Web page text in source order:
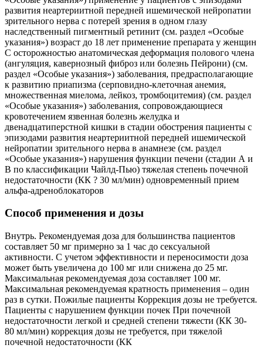
развития неартериитной передней ишемической нейропатии
зрительного нерва с потерей зрения в одном глазу
наследственный пигментный ретинит (см. раздел «Особые
указания») возраст до 18 лет применение препарата у женщин
С осторожностью анатомическая деформация полового члена
(ангуляция, кавернозный фиброз или болезнь Пейрони) (см.
раздел «Особые указания») заболевания, предрасполагающие
к развитию приапизма (серповидно-клеточная анемия,
множественная миелома, лейкоз, тромбоцитемия) (см. раздел
«Особые указания») заболевания, сопровождающиеся
кровотечением язвенная болезнь желудка и
двенадцатиперстной кишки в стадии обострения пациенты с
эпизодами развития неартериитной передней ишемической
нейропатии зрительного нерва в анамнезе (см. раздел
«Особые указания») нарушения функции печени (стадии А и
B по классификации Чайлд-Пью) тяжелая степень почечной
недостаточности (КК ? 30 мл/мин) одновременный прием
альфа-адреноблокаторов
Способ применения и дозы
Внутрь. Рекомендуемая доза для большинства пациентов
составляет 50 мг примерно за 1 час до сексуальной
активности. С учетом эффективности и переносимости доза
может быть увеличена до 100 мг или снижена до 25 мг.
Максимальная рекомендуемая доза составляет 100 мг.
Максимальная рекомендуемая кратность применения – один
раз в сутки. Пожилые пациенты Коррекция дозы не требуется.
Пациенты с нарушением функции почек При почечной
недостаточности легкой и средней степени тяжести (КК 30-
80 мл/мин) коррекция дозы не требуется, при тяжелой
почечной недостаточности (КК